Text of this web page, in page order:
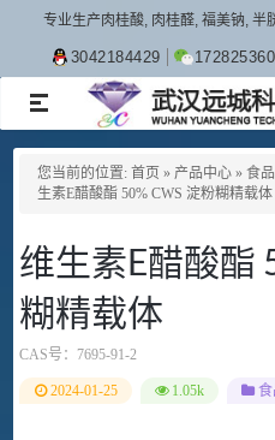
专业生产肉桂酸, 肉桂醛, 福美钠, 半
3042184429
TOGGLE
NAVIGATION
您当前的位置: 首页 » 产品中心 » 食
生素E醋酸酯 50% CWS 淀粉糊精载体
维生素E醋酸酯
糊精载体
CAS号： 7695-91-2
2024-01-25 1.05k 食